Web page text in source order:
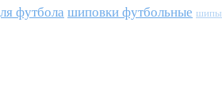
футбола шиповки футбольные шипы